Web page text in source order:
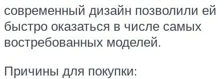
современный дизайн позволили ей
быстро оказаться в числе самых
востребованных моделей.
Причины для покупки: